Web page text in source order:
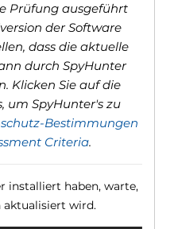
Prüfung ausgeführt
der Software
dass die aktuelle
durch SpyHunter
Klicken Sie auf die
um SpyHunter's zu
Bestimmungen
Criteria.
installiert haben, warte,
aktualisiert wird.